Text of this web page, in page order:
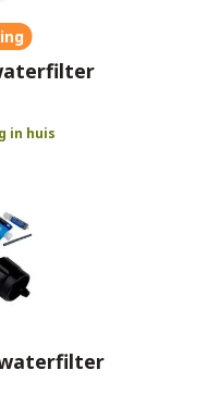
in huis
waterfilter